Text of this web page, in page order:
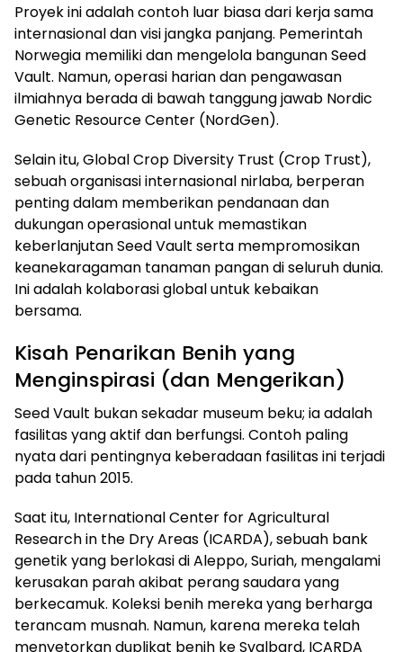
Proyek ini adalah contoh luar biasa dari kerja sama
internasional dan visi jangka panjang. Pemerintah
Norwegia memiliki dan mengelola bangunan Seed
Vault. Namun, operasi harian dan pengawasan
ilmiahnya berada di bawah tanggung jawab Nordic
Genetic Resource Center (NordGen).
Selain itu, Global Crop Diversity Trust (Crop Trust),
sebuah organisasi internasional nirlaba, berperan
penting dalam memberikan pendanaan dan
dukungan operasional untuk memastikan
keberlanjutan Seed Vault serta mempromosikan
keanekaragaman tanaman pangan di seluruh dunia.
Ini adalah kolaborasi global untuk kebaikan
bersama.
Kisah Penarikan Benih yang
Menginspirasi (dan Mengerikan)
Seed Vault bukan sekadar museum beku; ia adalah
fasilitas yang aktif dan berfungsi. Contoh paling
nyata dari pentingnya keberadaan fasilitas ini terjadi
pada tahun 2015.
Saat itu, International Center for Agricultural
Research in the Dry Areas (ICARDA), sebuah bank
genetik yang berlokasi di Aleppo, Suriah, mengalami
kerusakan parah akibat perang saudara yang
berkecamuk. Koleksi benih mereka yang berharga
terancam musnah. Namun, karena mereka telah
menyetorkan duplikat benih ke Svalbard, ICARDA